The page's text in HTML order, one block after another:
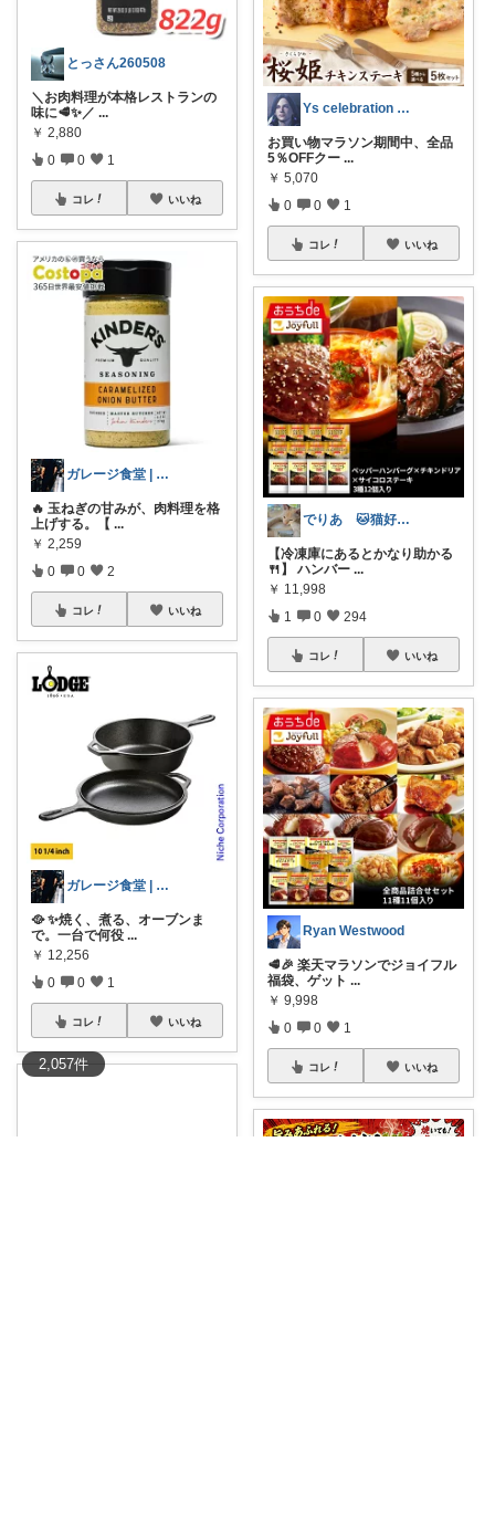
2,057件
とっさん260508
＼お肉料理が本格レストランの
味に🥩✨／ ...
￥ 2,880
0 0 1
コレ いいね
ガレージ食堂 | 開業準備中
🔥 玉ねぎの甘みが、肉料理を格
上げする。【 ...
￥ 2,259
0 0 2
コレ いいね
ガレージ食堂 | 開業準備中
🥘 ✨焼く、煮る、オーブンま
で。一台で何役 ...
￥ 12,256
0 0 1
コレ いいね
Ys celebration day
お買い物マラソン期間中、全品
5％OFFクー ...
￥ 5,070
0 0 1
コレ いいね
でりあ 🐱猫好きのグルメ
【冷凍庫にあるとかなり助かる
🍴】 ハンバー ...
￥ 11,998
1 0 294
コレ いいね
Ryan Westwood
🥩🎉 楽天マラソンでジョイフル
福袋、ゲット ...
￥ 9,998
0 0 1
コレ いいね